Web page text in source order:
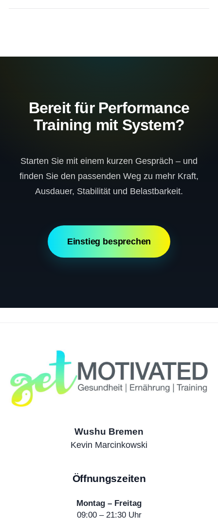
Bereit für Performance
Training mit System?
Starten Sie mit einem kurzen Gespräch – und
finden Sie den passenden Weg zu mehr Kraft,
Ausdauer, Stabilität und Belastbarkeit.
Einstieg besprechen
Wushu Bremen
Kevin Marcinkowski
Öffnungszeiten
Montag – Freitag
09:00 – 21:30 Uhr